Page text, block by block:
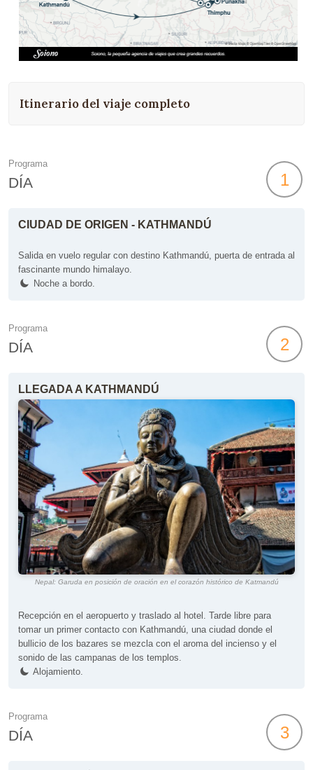
Itinerario del viaje completo
Programa
DÍA 1
CIUDAD DE ORIGEN - KATHMANDÚ
Salida en vuelo regular con destino Kathmandú, puerta de entrada al
fascinante mundo himalayo.
Noche a bordo.
Programa
DÍA 2
LLEGADA A KATHMANDÚ
Nepal: Garuda en posición de oración en el corazón histórico de Katmandú
Recepción en el aeropuerto y traslado al hotel. Tarde libre para
tomar un primer contacto con Kathmandú, una ciudad donde el
bullicio de los bazares se mezcla con el aroma del incienso y el
sonido de las campanas de los templos.
Alojamiento.
Programa
DÍA 3